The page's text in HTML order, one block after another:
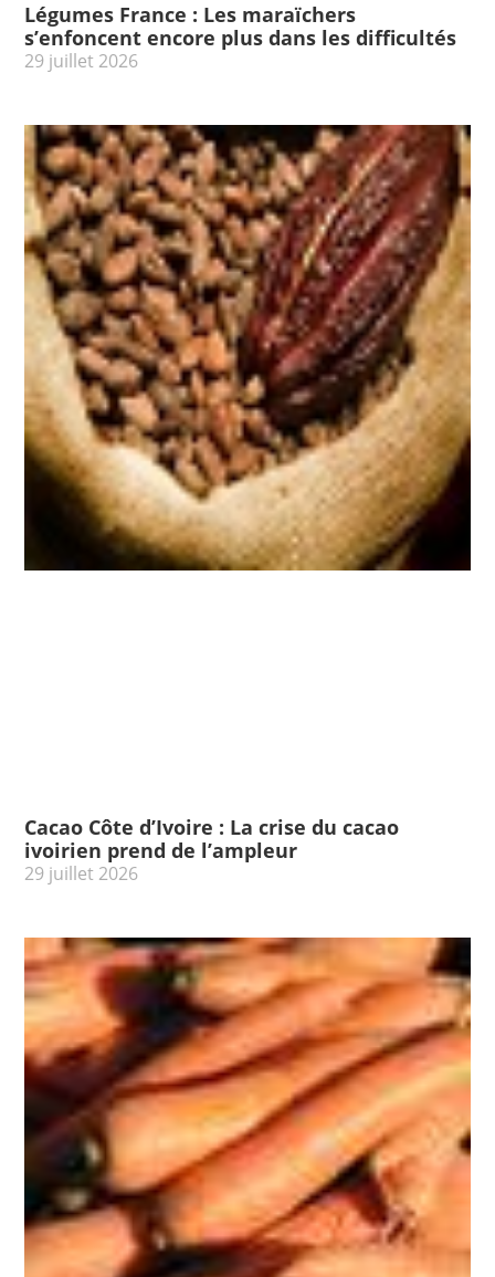
Légumes France : Les maraïchers
s’enfoncent encore plus dans les difficultés
29 juillet 2026
Cacao Côte d’Ivoire : La crise du cacao
ivoirien prend de l’ampleur
29 juillet 2026